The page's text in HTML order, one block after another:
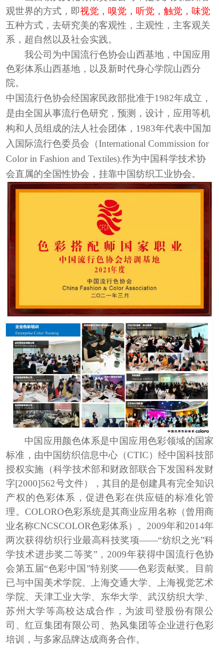
观世界的方式，即视觉，嗅觉，听觉，触觉，味觉
五种方式，去研究美的客观性，主观性，主客观关
系，超自然以及社会实践。
我公司为中国流行色协会山西基地， 中国应用
色彩体系山西基地 ， 以及新时代身心学院山西分
院。
中国流行色协会经国家民政部批准于1982年成立，
是由全国从事流行色研究，预测，设计，应用等机
构和人员组成的法人社会团体， 1983年代表中国加
入国际流行色委员会（International Commission for
Color in Fashion and Textiles).作为中国科学技术协
会直属的全国性协会，挂靠中国纺织工业协会。
中国应用颜色体系是中国应用色彩领域的国家
标准，由中国纺织信息中心（CTIC）经中国科技部
授权实施（科学技术部和财政部联合下发国科发财
字[2000]562号文件），其目的是创建具有完全知识
产权的色彩体系，促进色彩在供应链的标准化管
理。COLORO色彩系统是其商业应用名称（曾用商
业名称CNCSCOLOR色彩体系）。2009年和2014年
两次获得纺织行业最高科技奖项——“纺织之光”科
学技术进步奖二等奖”，2009年获得中国流行色协
会第五届“色彩中国”特别奖——色彩贡献奖。
目前
已与中国美术学院、上海交通大学、 上海视觉艺术
学院、 天津工业大学、 东华大学、武汉纺织大学、
苏州大学等高校达成合作 ， 为波司登股份有限公
司 、红豆集团有限公司 、热风集团等企业进行色彩
培训
，与多家品牌达成商务合作。